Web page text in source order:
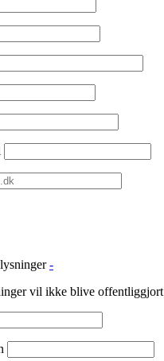
-
vil ikke blive offentliggjort